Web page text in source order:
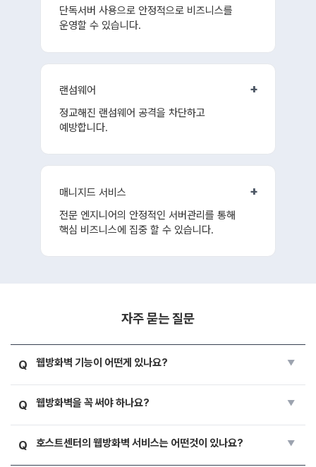
단독서버 사용으로 안정적으로 비즈니스를
운영할 수 있습니다.
랜섬웨어
정교해진 랜섬웨어 공격을 차단하고
예방합니다.
+
매니지드 서비스
전문 엔지니어의 안정적인 서버관리를 통해
핵심 비즈니스에 집중 할 수 있습니다.
+
자주 묻는 질문
Q 웹방화벽 기능이 어떤게 있나요?
Q 웹방화벽을 꼭 써야 하나요?
Q 호스트센터의 웹방화벽 서비스는 어떤것이 있나요?